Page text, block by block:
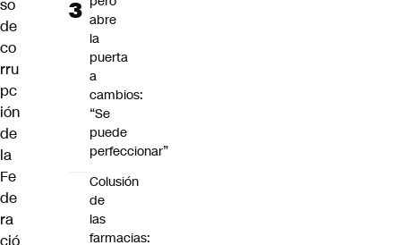
so
de
co
rru
pc
ión
de
la
Fe
de
ra
abre
la
puerta
a
cambios:
“Se
puede
perfeccionar”
Colusión
de
las
farmacias: